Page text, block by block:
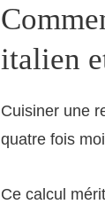
italien
Cuisiner une
quatre fois
Ce calcul